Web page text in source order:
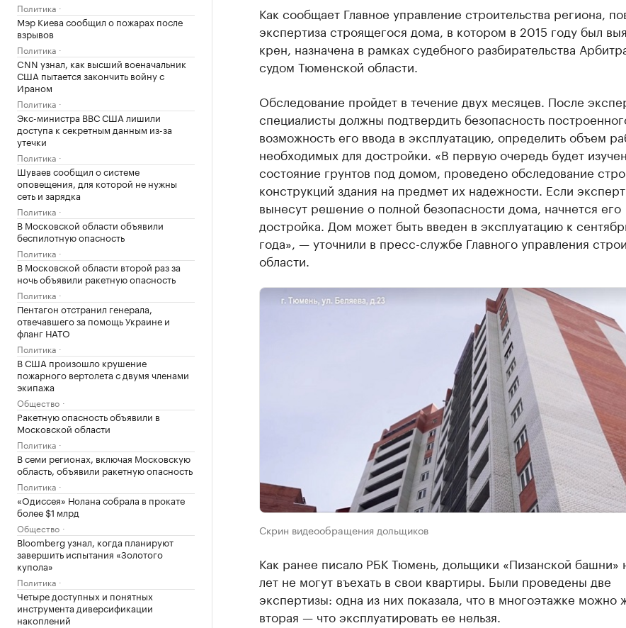
Политика
Мэр Киева сообщил о пожарах после
взрывов
Политика
CNN узнал, как высший военачальник
США пытается закончить войну с
Ираном
Политика
Экс-министра ВВС США лишили
доступа к секретным данным из-за
утечки
Политика
Шуваев сообщил о системе
оповещения, для которой не нужны
сеть и зарядка
Политика
В Московской области объявили
беспилотную опасность
Политика
В Московской области второй раз за
ночь объявили ракетную опасность
Политика
Пентагон отстранил генерала,
отвечавшего за помощь Украине и
фланг НАТО
Политика
В США произошло крушение
пожарного вертолета с двумя членами
экипажа
Общество
Ракетную опасность объявили в
Московской области
Политика
В семи регионах, включая Московскую
область, объявили ракетную опасность
Политика
«Одиссея» Нолана собрала в прокате
более $1 млрд
Общество
Bloomberg узнал, когда планируют
завершить испытания «Золотого
купола»
Политика
Четыре доступных и понятных
инструмента диверсификации
накоплений
Как сообщает Главное управление строительства региона,
экспертиза строящегося дома, в котором в 2015 году был
крен, назначена в рамках судебного разбирательства
судом Тюменской области.
Обследование пройдет в течение двух месяцев. После
специалисты должны подтвердить безопасность
возможность его ввода в эксплуатацию, определить объем
необходимых для достройки. «В первую очередь будет
состояние грунтов под домом, проведено обследование
конструкций здания на предмет их надежности. Если
вынесут решение о полной безопасности дома, начнется его
достройка. Дом может быть введен в эксплуатацию к
года», — уточнили в пресс-службе Главного управления
области.
Скрин видеообращения дольщиков
Как ранее писало РБК Тюмень, дольщики «Пизанской башни»
лет не могут въехать в свои квартиры. Были проведены две
экспертизы: одна из них показала, что в многоэтажке можно
вторая — что эксплуатировать ее нельзя.